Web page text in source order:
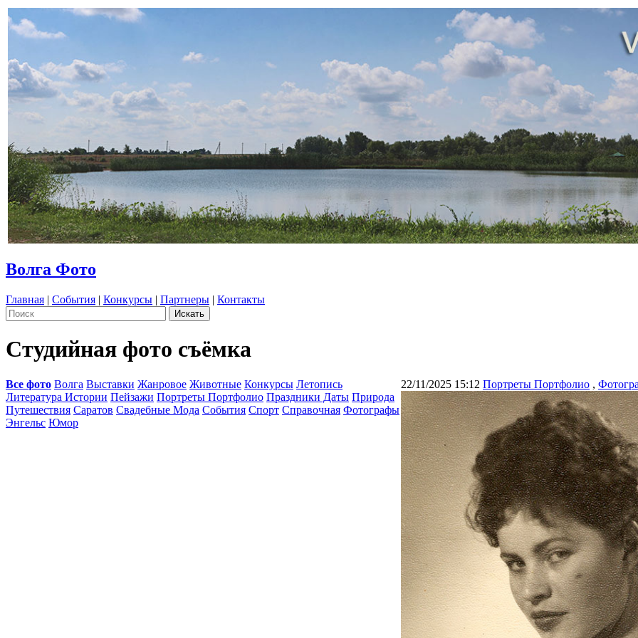
Волга Фото
Главная | События | Конкурсы | Партнеры | Контакты
Студийная фото съёмка
Все фото Волга Выставки Жанровое Животные Конкурсы Летопись
Литература Истории Пейзажи Портреты Портфолио Праздники Даты Природа
Путешествия Саратов Свадебные Мода События Спорт Справочная Фотографы
Энгельс Юмор
22/11/2025 15:12 Портреты Портфолио ,